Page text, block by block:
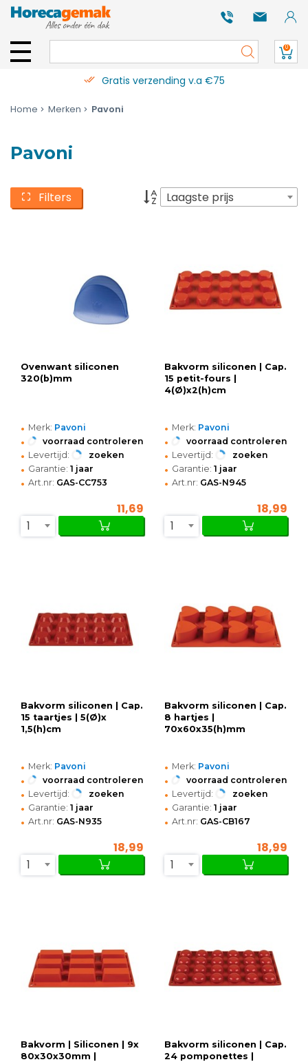
0
Gratis verzending v.a €75
Home Merken Pavoni
Pavoni
Filters Laagste prijs
Ovenwant siliconen
320(b)mm
• Merk: Pavoni
• voorraad controleren
• Levertijd: zoeken
• Garantie: 1 jaar
• Art.nr: GAS-CC753
11,69
1
Bakvorm siliconen | Cap.
15 petit-fours |
4(Ø)x2(h)cm
• Merk: Pavoni
• voorraad controleren
• Levertijd: zoeken
• Garantie: 1 jaar
• Art.nr: GAS-N945
18,99
1
Bakvorm siliconen | Cap.
15 taartjes | 5(Ø)x
1,5(h)cm
• Merk: Pavoni
• voorraad controleren
• Levertijd: zoeken
• Garantie: 1 jaar
• Art.nr: GAS-N935
18,99
1
Bakvorm siliconen | Cap.
8 hartjes |
70x60x35(h)mm
• Merk: Pavoni
• voorraad controleren
• Levertijd: zoeken
• Garantie: 1 jaar
• Art.nr: GAS-CB167
18,99
1
Bakvorm | Siliconen | 9x
80x30x30mm |
Bakvorm siliconen | Cap.
24 pomponettes |